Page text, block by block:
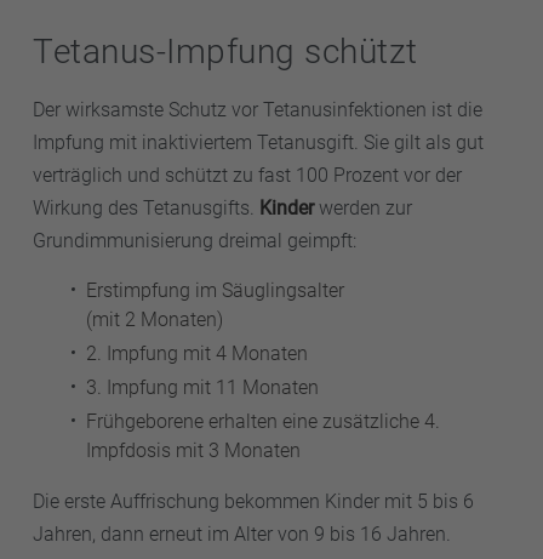
Tetanus-Impfung schützt
Der wirksamste Schutz vor Tetanusinfektionen ist die
Impfung mit inaktiviertem Tetanusgift. Sie gilt als gut
verträglich und schützt zu fast 100 Prozent vor der
Wirkung des Tetanusgifts. Kinderwerden zur
Grundimmunisierung dreimal geimpft:
Erstimpfung im Säuglingsalter
(mit 2 Monaten)
2. Impfung mit 4 Monaten
3. Impfung mit 11 Monaten
Frühgeborene erhalten eine zusätzliche 4.
Impfdosis mit 3 Monaten
Die erste Auffrischung bekommen Kinder mit 5 bis 6
Jahren, dann erneut im Alter von 9 bis 16 Jahren.